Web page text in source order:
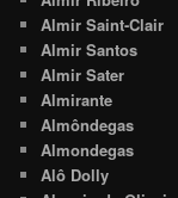
Almir Saint-Clair
Almir Santos
Almir Sater
Almirante
Almôndegas
Almondegas
Alô Dolly